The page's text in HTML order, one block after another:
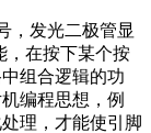
，发光二极管显
，在按下某个按
组合逻辑的功
编程思想，例
理，才能使引脚